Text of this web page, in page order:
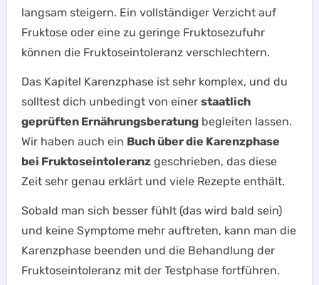
langsam steigern. Ein vollständiger Verzicht auf
Fruktose oder eine zu geringe Fruktosezufuhr
können die Fruktoseintoleranz verschlechtern.
Das Kapitel Karenzphase ist sehr komplex, und du
solltest dich unbedingt von einer staatlich
geprüften Ernährungsberatungbegleiten lassen.
Wir haben auch ein Buch über die Karenzphase
bei Fruktoseintoleranzgeschrieben, das diese
Zeit sehr genau erklärt und viele Rezepte enthält.
Sobald man sich besser fühlt (das wird bald sein)
und keine Symptome mehr auftreten, kann man die
Karenzphase beenden und die Behandlung der
Fruktoseintoleranz mit der Testphase fortführen.